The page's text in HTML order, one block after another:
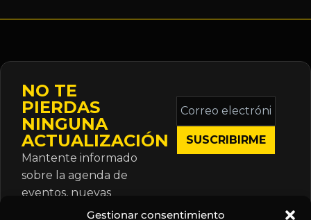
Gestionar consentimiento
NO TE
PIERDAS
NINGUNA
ACTUALIZACIÓN
Mantente informado
sobre la agenda de
eventos, nuevas
publicaciones y
Correo
electrónico
*